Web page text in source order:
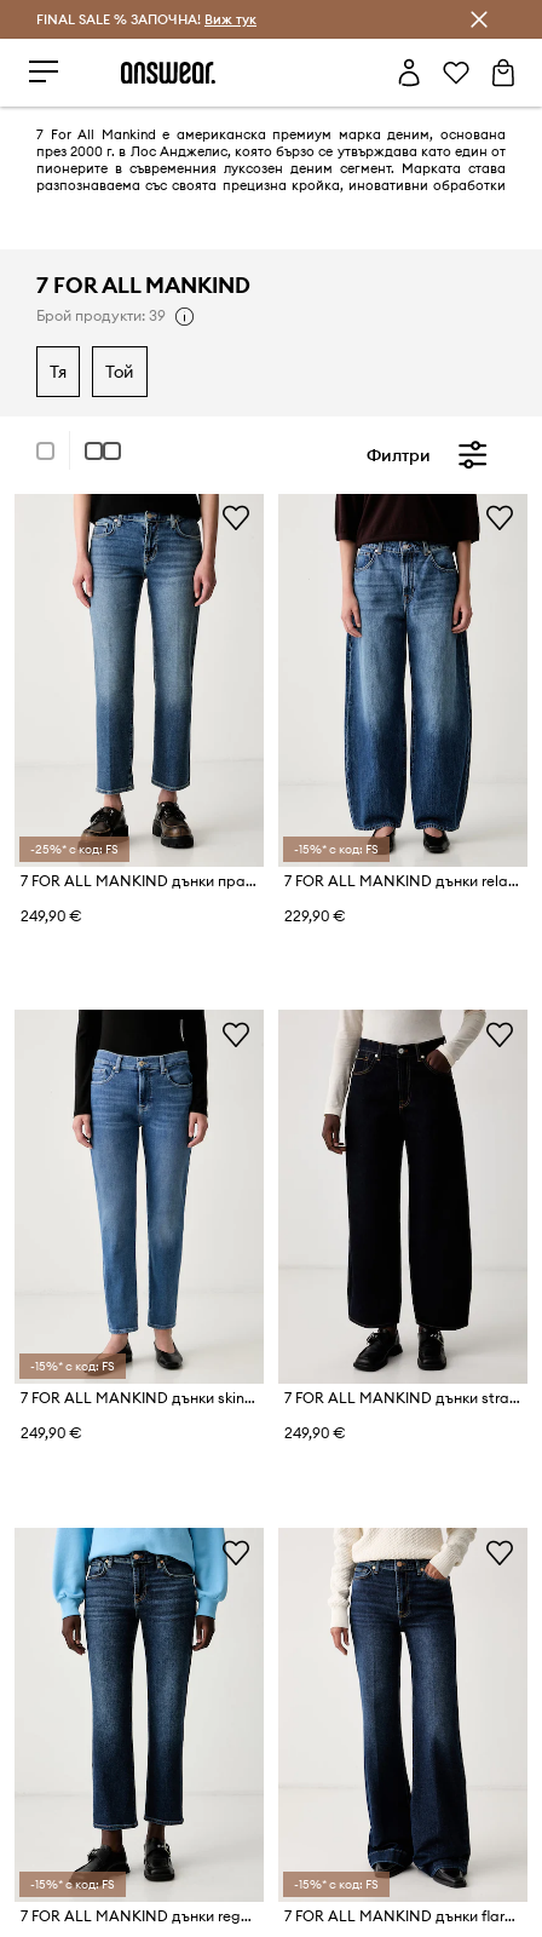
Спестявай с Answear Club
FINAL SALE % ЗАПОЧНА! Виж тук
7 For All Mankind е американска премиум марка деним, основана
през 2000 г. в Лос Анджелис, която бързо се утвърждава като един от
пионерите в съвременния луксозен деним сегмент. Марката става
разпознаваема със своята прецизна кройка, иновативни обработки
постоянни иновации в тъканите и фини детайли в дизайна, марката
се позиционира като символ на съвременния премиум деним и
непринуден, но подчертано елегантен стил.
7 FOR ALL MANKIND
Брой продукти: 39
тя той
Филтри
-25%* с код: FS
7 FOR ALL MANKIND дънки прави дамски
249,90 €
-15%* с код: FS
7 FOR ALL MANKIND дънки relaxed fit дамски
229,90 €
-15%* с код: FS
7 FOR ALL MANKIND дънки skinny дамски
249,90 €
7 FOR ALL MANKIND дънки straight дамски
249,90 €
-15%* с код: FS
7 FOR ALL MANKIND дънки regular дамски
-15%* с код: FS
7 FOR ALL MANKIND дънки flare дамски